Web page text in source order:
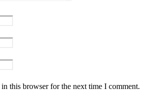
this browser for the next time I comment.